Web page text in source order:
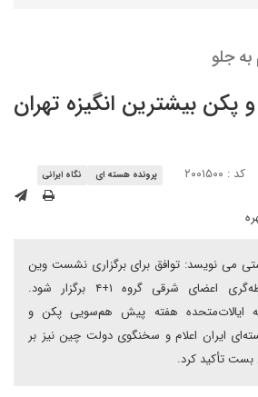
جلو
پکن بیشترین انگیزه تهران
کد : ۲۰۰۱۵۰۰ پرونده هسته ای نگاه ایرانی
می نویسد: توافق برای برگزاری نشست وین
نمی‌توانست بدون واسطه‌گری اعضای شرقی گروه ۱+۴ برگزار شود.
ایالات‌متحده هفته پیش هم‌سویی پکن و
ایران اعلام و سخنگوی دولت چین نیز بر
تأکید کرد.